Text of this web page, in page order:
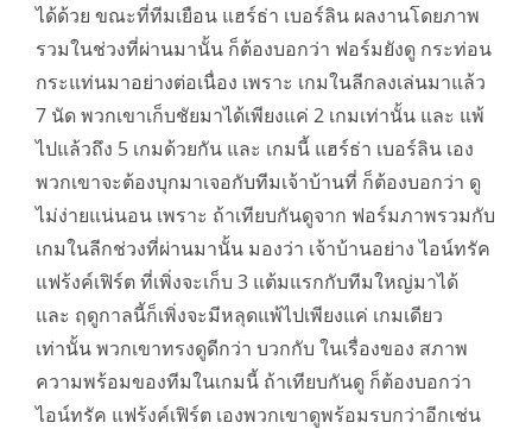
ได้ด้วย ขณะที่ทีมเยือน แฮร์ธ่า เบอร์ลิน ผลงานโดยภาพ
รวมในช่วงที่ผ่านมานั้น ก็ต้องบอกว่า ฟอร์มยังดู กระท่อน
กระแท่นมาอย่างต่อเนื่อง เพราะ เกมในลีกลงเล่นมาแล้ว
7 นัด พวกเขาเก็บชัยมาได้เพียงแค่ 2 เกมเท่านั้น และ แพ้
ไปแล้วถึง 5 เกมด้วยกัน และ เกมนี้ แฮร์ธ่า เบอร์ลิน เอง
พวกเขาจะต้องบุกมาเจอกับทีมเจ้าบ้านที่ ก็ต้องบอกว่า ดู
ไม่ง่ายแน่นอน เพราะ ถ้าเทียบกันดูจาก ฟอร์มภาพรวมกับ
เกมในลีกช่วงที่ผ่านมานั้น มองว่า เจ้าบ้านอย่าง ไอน์ทรัค
แฟร้งค์เฟิร์ต ที่เพิ่งจะเก็บ 3 แต้มแรกกับทีมใหญ่มาได้
และ ฤดูกาลนี้ก็เพิ่งจะมีหลุดแพ้ไปเพียงแค่ เกมเดียว
เท่านั้น พวกเขาทรงดูดีกว่า บวกกับ ในเรื่องของ สภาพ
ความพร้อมของทีมในเกมนี้ ถ้าเทียบกันดู ก็ต้องบอกว่า
ไอน์ทรัค แฟร้งค์เฟิร์ต เองพวกเขาดูพร้อมรบกว่าอีกเช่น